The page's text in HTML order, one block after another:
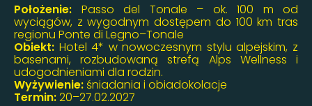
Położenie: Passo del Tonale – ok. 100 m od
wyciągów, z wygodnym dostępem do 100 km tras
regionu Ponte di Legno–Tonale
Obiekt: Hotel 4* w nowoczesnym stylu alpejskim, z
basenami, rozbudowaną strefą Alps Wellness i
udogodnieniami dla rodzin.
Wyżywienie: śniadania i obiadokolacje
Termin:20–27.02.2027